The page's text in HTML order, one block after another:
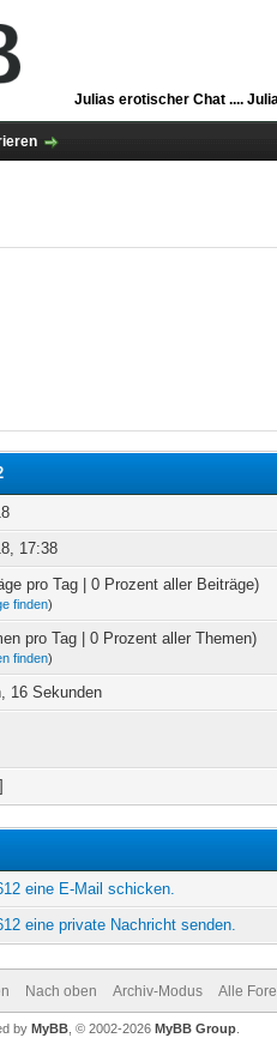
Julias erotischer Chat ....
17:38
pro Tag | 0 Prozent aller Beiträge)
finden)
pro Tag | 0 Prozent aller Themen)
finden)
16 Sekunden
]
eine E-Mail schicken.
eine private Nachricht senden.
Nach oben Archiv-Modus Alle
by MyBB , © 2002-2026 MyBB Group